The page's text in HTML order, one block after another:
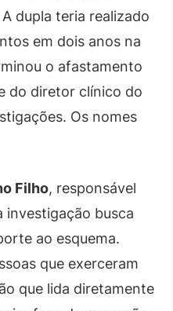
dupla teria realizado
em dois anos na
o afastamento
do diretor clínico do
Os nomes
Filho, responsável
investigação busca
ao esquema.
que exerceram
que lida diretamente